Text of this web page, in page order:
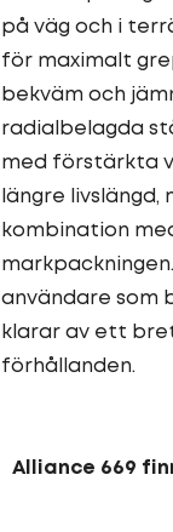
på väg och i
för maximalt
bekväm och
radialbelagda
med förstärkta
längre
kombination
användare som
klarar av ett
förhållanden.
Alliance 669